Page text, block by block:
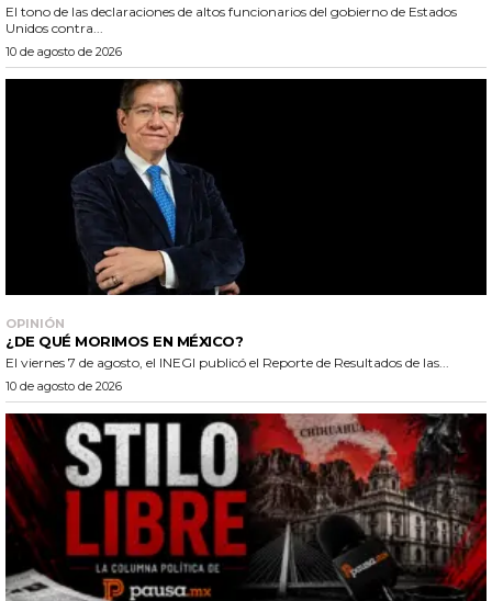
El tono de las declaraciones de altos funcionarios del gobierno de Estados
Unidos contra...
10 de agosto de 2026
OPINIÓN
¿DE QUÉ MORIMOS EN MÉXICO?
El viernes 7 de agosto, el INEGI publicó el Reporte de Resultados de las...
10 de agosto de 2026